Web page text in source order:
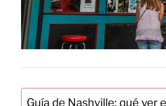
Guía de Nashville: qué ver